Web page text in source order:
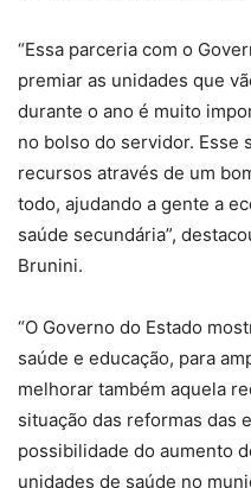
“Essa parceria com o
premiar as unidades que
durante o ano é muito
no bolso do servidor. Esse
recursos através de um
todo, ajudando a gente a
saúde secundária”,
Brunini.
“O Governo do Estado
saúde e educação, para
melhorar também aquela
situação das reformas das
possibilidade do aumento
unidades de saúde no